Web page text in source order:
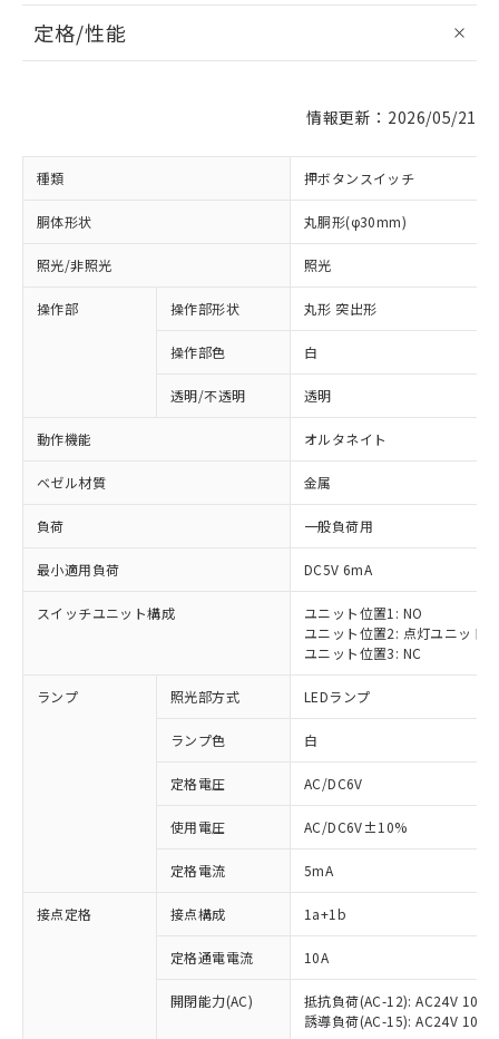
定格/性能
情報更新：2026/05/21
種類 押ボタンスイッチ
胴体形状 丸胴形(φ30mm)
照光/非照光 照光
操作部 操作部形状 丸形 突出形
操作部色 白
透明/不透明 透明
動作機能 オルタネイト
ベゼル材質 金属
負荷 一般負荷用
最小適用負荷 DC5V 6mA
スイッチユニット構成
ユニット位置1: NO
ユニット位置2: 点灯ユニット
ユニット位置3: NC
ランプ 照光部方式 LEDランプ
ランプ色 白
定格電圧 AC/DC6V
使用電圧 AC/DC6V±10%
定格電流 5mA
接点定格 接点構成 1a+1b
定格通電電流 10A
開閉能力(AC)
抵抗負荷(AC-12): AC24V 10A/
誘導負荷(AC-15): AC24V
ご利用条件
ご利用ください。
非含有に対応した製品が提供可能な商品で
有に対応した製品に切り替える予定のある
対応予定なし：EU RoHS指令（10物質）の
非含有に非対応の商品で、対応品を出す予
定はありません。
調査・確認中：EU RoHS指令（10物質）の